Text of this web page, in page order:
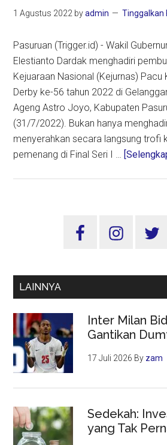
1 Agustus 2022 byadmin Tinggalkan
Pasuruan (Trigger.id) - Wakil
Elestianto Dardak menghadiri
Kejuaraan Nasional (Kejurnas) Pacu
Derby ke-56 tahun 2022 di
Ageng Astro Joyo, Kabupaten
(31/7/2022). Bukan hanya
menyerahkan secara langsung trofi
pemenang di Final Seri I …
Sidebar
LAINNYA
Inter Milan
Gantikan
17 Juli 2026 By zam
Sedekah:
yang Tak